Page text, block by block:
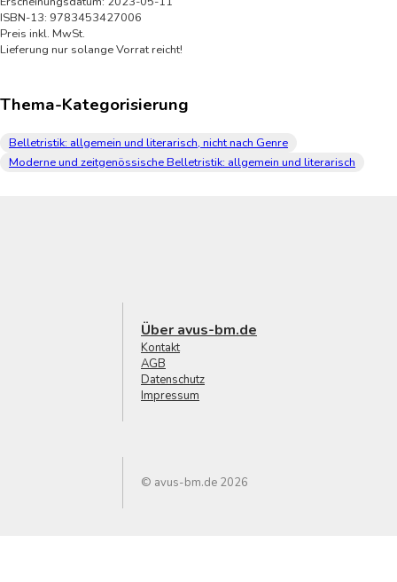
ISBN-13: 9783453427006
Preis inkl. MwSt.
Lieferung nur solange Vorrat reicht!
Thema-Kategorisierung
Belletristik: allgemein und literarisch, nicht nach Genre
Moderne und zeitgenössische Belletristik: allgemein und literarisch
Über avus-bm.de
Kontakt
AGB
Datenschutz
Impressum
© avus-bm.de 2026